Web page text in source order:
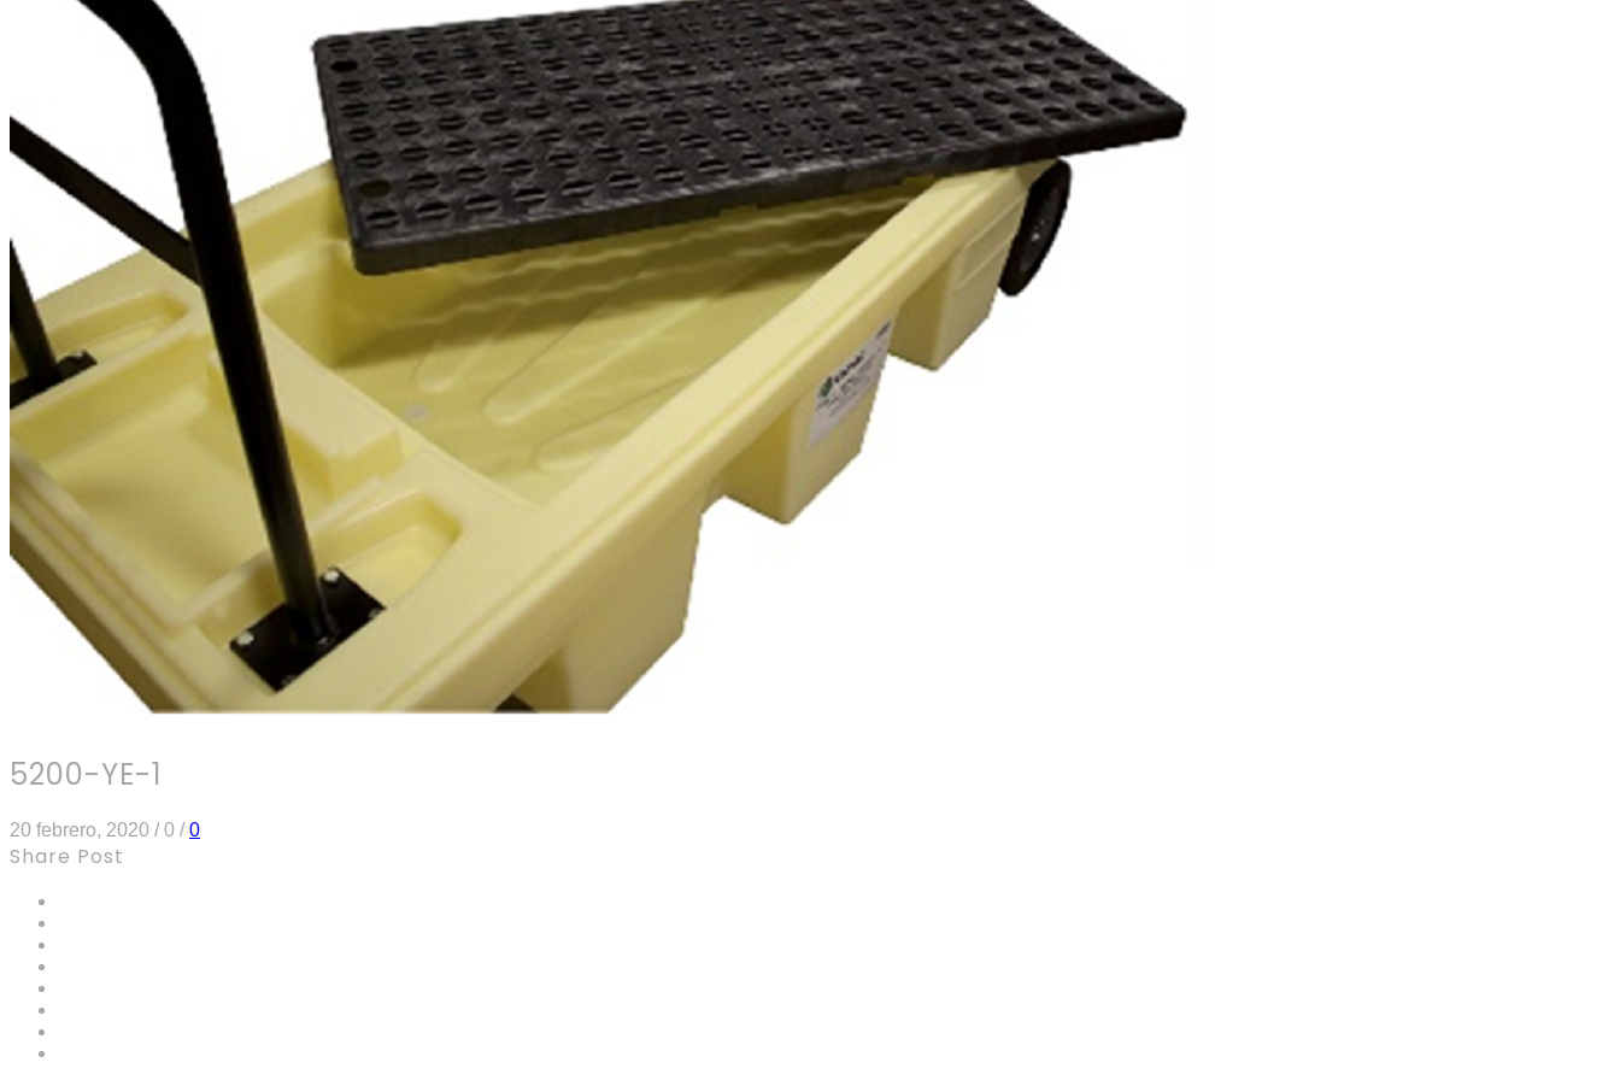
5200-YE-1
20 febrero, 2020 / 0 / 0
Share Post